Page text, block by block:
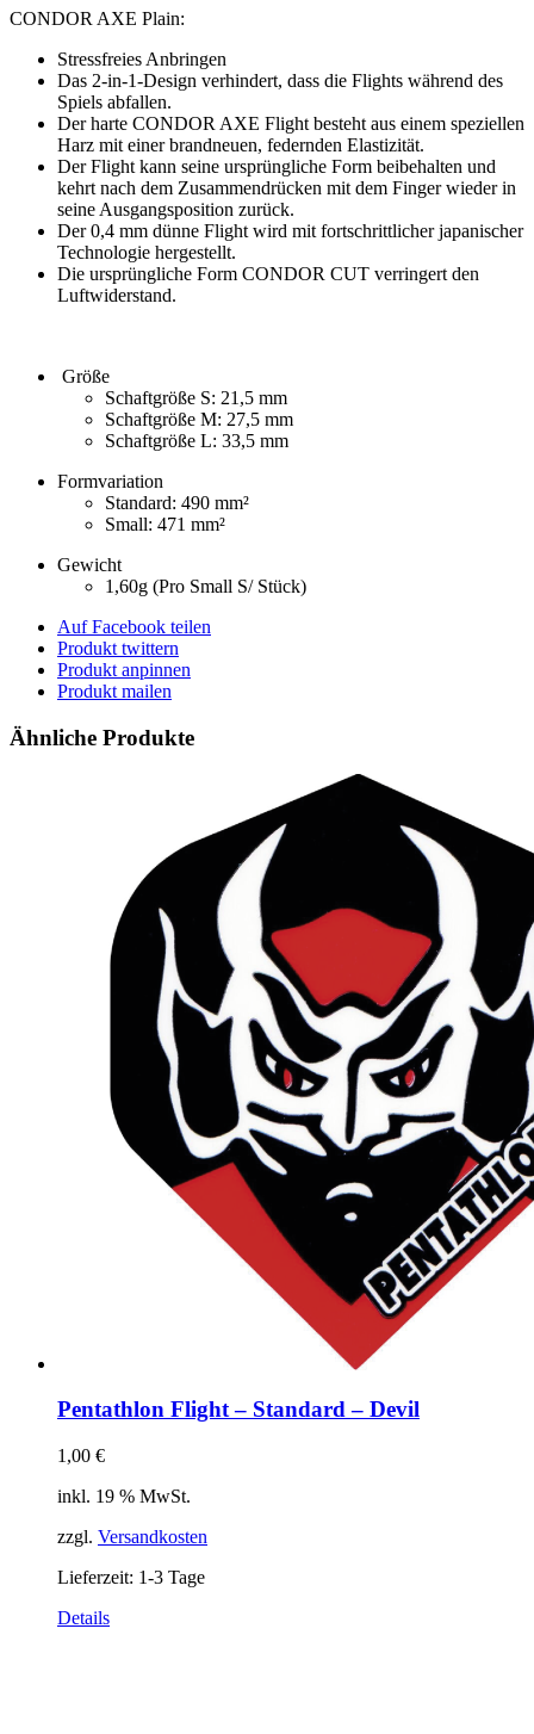
CONDOR AXE Plain:
Stressfreies Anbringen
Das 2-in-1-Design verhindert, dass die Flights während des
Spiels abfallen.
Der harte CONDOR AXE Flight besteht aus einem speziellen
Harz mit einer brandneuen, federnden Elastizität.
Der Flight kann seine ursprüngliche Form beibehalten und
kehrt nach dem Zusammendrücken mit dem Finger wieder in
seine Ausgangsposition zurück.
Der 0,4 mm dünne Flight wird mit fortschrittlicher japanischer
Technologie hergestellt.
Die ursprüngliche Form CONDOR CUT verringert den
Luftwiderstand.
Größe
Schaftgröße S: 21,5 mm
Schaftgröße M: 27,5 mm
Schaftgröße L: 33,5 mm
Formvariation
Standard: 490 mm²
Small: 471 mm²
Gewicht
1,60g (Pro Small S/ Stück)
Auf Facebook teilen
Produkt twittern
Produkt anpinnen
Produkt mailen
Ähnliche Produkte
Pentathlon Flight – Standard – Devil
1,00 €
inkl. 19 % MwSt.
zzgl. Versandkosten
Lieferzeit: 1-3 Tage
Details